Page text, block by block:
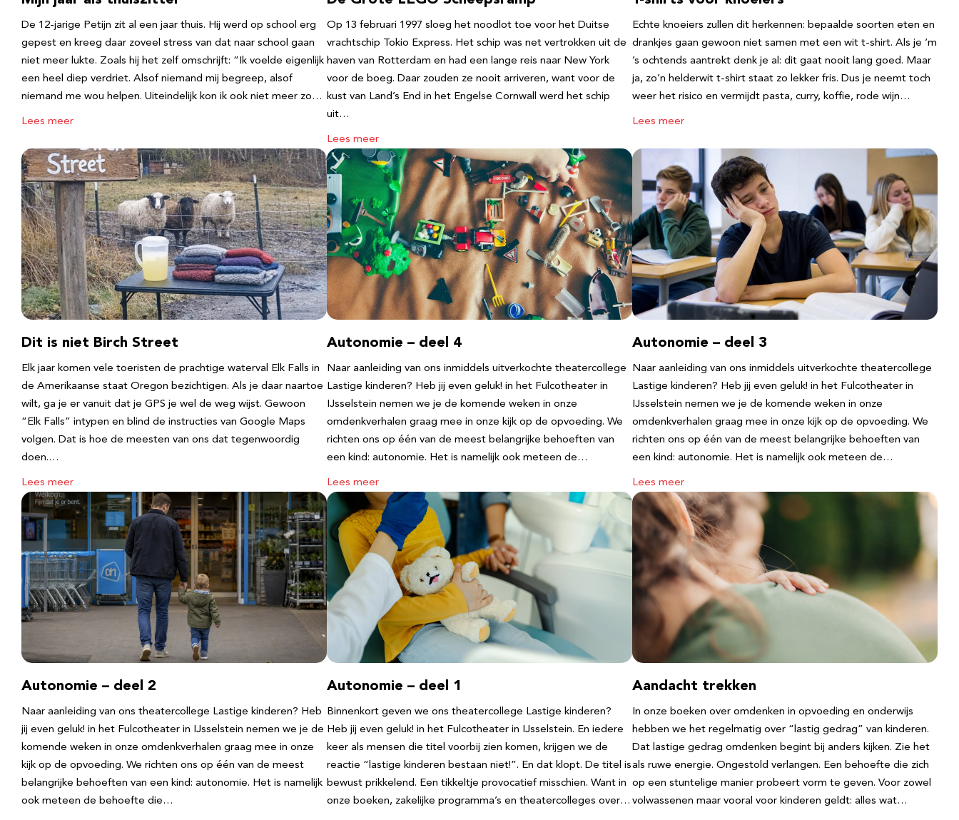
De 12-jarige Petijn zit al een jaar thuis. Hij werd op school erg
gepest en kreeg daar zoveel stress van dat naar school gaan
niet meer lukte. Zoals hij het zelf omschrijft: “Ik voelde eigenlijk
een heel diep verdriet. Alsof niemand mij begreep, alsof
niemand me wou helpen. Uiteindelijk kon ik ook niet meer zo…
Lees meer
Op 13 februari 1997 sloeg het noodlot toe voor het Duitse
vrachtschip Tokio Express. Het schip was net vertrokken uit de
haven van Rotterdam en had een lange reis naar New York
voor de boeg. Daar zouden ze nooit arriveren, want voor de
kust van Land’s End in het Engelse Cornwall werd het schip
uit…
Lees meer
Echte knoeiers zullen dit herkennen: bepaalde soorten eten en
drankjes gaan gewoon niet samen met een wit t-shirt. Als je ‘m
’s ochtends aantrekt denk je al: dit gaat nooit lang goed. Maar
ja, zo’n helderwit t-shirt staat zo lekker fris. Dus je neemt toch
weer het risico en vermijdt pasta, curry, koffie, rode wijn…
Lees meer
Dit is niet Birch Street
Elk jaar komen vele toeristen de prachtige waterval Elk Falls in
de Amerikaanse staat Oregon bezichtigen. Als je daar naartoe
wilt, ga je er vanuit dat je GPS je wel de weg wijst. Gewoon
“Elk Falls” intypen en blind de instructies van Google Maps
volgen. Dat is hoe de meesten van ons dat tegenwoordig
doen.…
Lees meer
Autonomie – deel 4
Naar aanleiding van ons inmiddels uitverkochte theatercollege
Lastige kinderen? Heb jij even geluk! in het Fulcotheater in
IJsselstein nemen we je de komende weken in onze
omdenkverhalen graag mee in onze kijk op de opvoeding. We
richten ons op één van de meest belangrijke behoeften van
een kind: autonomie. Het is namelijk ook meteen de…
Lees meer
Autonomie – deel 3
Naar aanleiding van ons inmiddels uitverkochte theatercollege
Lastige kinderen? Heb jij even geluk! in het Fulcotheater in
IJsselstein nemen we je de komende weken in onze
omdenkverhalen graag mee in onze kijk op de opvoeding. We
richten ons op één van de meest belangrijke behoeften van
een kind: autonomie. Het is namelijk ook meteen de…
Lees meer
Autonomie – deel 2
Naar aanleiding van ons theatercollege Lastige kinderen? Heb
jij even geluk! in het Fulcotheater in IJsselstein nemen we je de
komende weken in onze omdenkverhalen graag mee in onze
kijk op de opvoeding. We richten ons op één van de meest
belangrijke behoeften van een kind: autonomie. Het is namelijk
ook meteen de behoefte die…
Autonomie – deel 1
Binnenkort geven we ons theatercollege Lastige kinderen?
Heb jij even geluk! in het Fulcotheater in IJsselstein. En iedere
keer als mensen die titel voorbij zien komen, krijgen we de
reactie “lastige kinderen bestaan niet!”. En dat klopt. De titel is
bewust prikkelend. Een tikkeltje provocatief misschien. Want in
onze boeken, zakelijke programma’s en theatercolleges over…
Aandacht trekken
In onze boeken over omdenken in opvoeding en onderwijs
hebben we het regelmatig over “lastig gedrag” van kinderen.
Dat lastige gedrag omdenken begint bij anders kijken. Zie het
als ruwe energie. Ongestold verlangen. Een behoefte die zich
op een stuntelige manier probeert vorm te geven. Voor zowel
volwassenen maar vooral voor kinderen geldt: alles wat…